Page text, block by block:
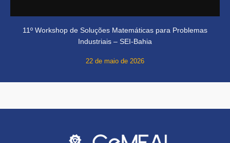
11º Workshop de Soluções Matemáticas para Problemas
Industriais – SEI-Bahia
22 de maio de 2026